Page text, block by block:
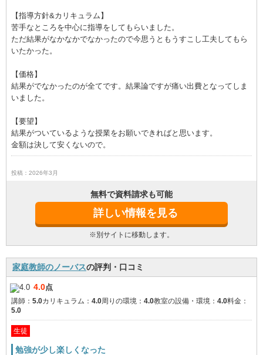
【指導方針&カリキュラム】
苦手なところを中心に指導をしてもらいました。
ただ結果がなかなかでなかったので今思うともうすこし工夫してもら
いたかった。
【価格】
結果がでなかったのが全てです。結果論ですが痛い出費となってしま
いました。
【要望】
結果がついているような授業をお願いできればと思います。
金額は決して安くないので。
投稿：2026年3月
無料で資料請求も可能
詳しい情報を見る
※別サイトに移動します。
家庭教師のノーバスの評判・口コミ
4.0点
講師： 5.0カリキュラム： 4.0周りの環境： 4.0教室の設備・環境： 4.0料金：
5.0
生徒
勉強が少し楽しくなった